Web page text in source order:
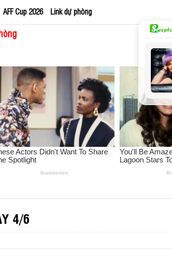
AFF Cup 2026 Link dự phòng
4/6